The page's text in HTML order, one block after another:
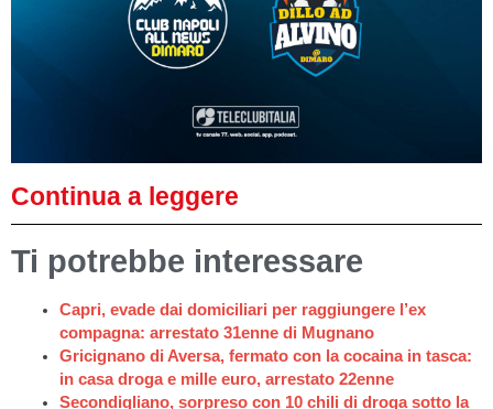
Continua a leggere
Ti potrebbe interessare
Capri, evade dai domiciliari per raggiungere l’ex
compagna: arrestato 31enne di Mugnano
Gricignano di Aversa, fermato con la cocaina in tasca:
in casa droga e mille euro, arrestato 22enne
Secondigliano, sorpreso con 10 chili di droga sotto la